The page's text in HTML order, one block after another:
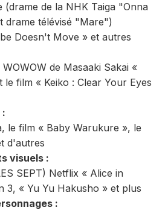
(drame de la NHK Taiga "Onna
télévisé "Mare")
Doesn't Move » et autres
de Masaaki Sakai «
le film « Keiko : Clear Your Eyes
le film « Baby Warukure », le
d'autres
visuels :
SEPT) Netflix « Alice in
3, « Yu Yu Hakusho » et plus
: